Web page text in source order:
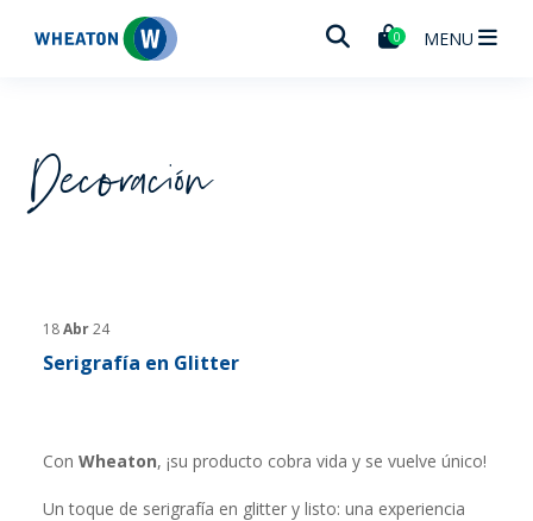
Wheaton 0 MENU
Decoración
18Abr24
Serigrafía en Glitter
Con Wheaton, ¡su producto cobra vida y se vuelve único!
Un toque de serigrafía en glitter y listo: una experiencia